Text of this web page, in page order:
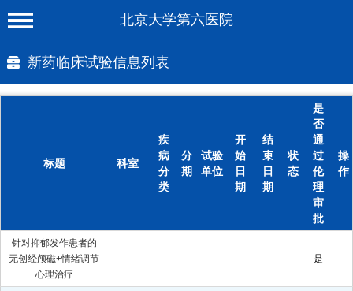
北京大学第六医院
首 页
科室介绍
专家介绍
教育培训
新药临床试验信息列表
标题 科室
疾
病
分
类
分
期
试验
单位
开
始
日
期
结
束
日
期
状
态
是
否
通
过
伦
理
审
批
操
作
针对抑郁发作患者的
无创经颅磁+情绪调节
心理治疗
是